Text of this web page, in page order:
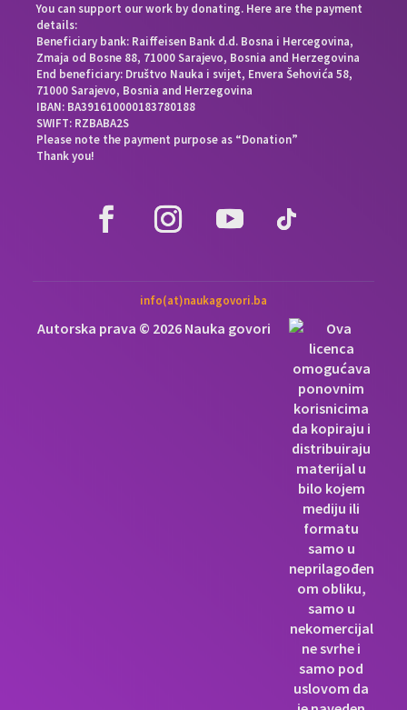
You can support our work by donating. Here are the payment
details:
Beneficiary bank: Raiffeisen Bank d.d. Bosna i Hercegovina,
Zmaja od Bosne 88, 71000 Sarajevo, Bosnia and Herzegovina
End beneficiary: Društvo Nauka i svijet, Envera Šehovića 58,
71000 Sarajevo, Bosnia and Herzegovina
IBAN: BA391610000183780188
SWIFT: RZBABA2S
Please note the payment purpose as “Donation”
Thank you!
info(at)naukagovori.ba
Autorska prava © 2026 Nauka govori